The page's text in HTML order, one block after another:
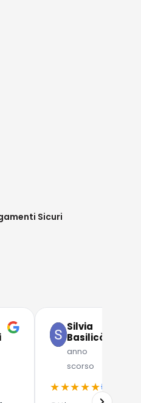
Sicuri
Silvia
Basilicò
anno
scorso
★★★★★